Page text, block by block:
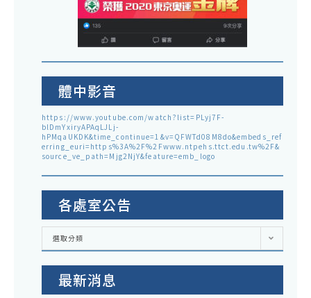
體中影音
https://www.youtube.com/watch?list=PLyj7F-
blDmYxiryAPAqLJLj-
hPMqaUKDK&time_continue=1&v=QFWTd08M8do&embeds_ref
erring_euri=https%3A%2F%2Fwww.ntpehs.ttct.edu.tw%2F&
source_ve_path=Mjg2NjY&feature=emb_logo
各處室公告
各
室
選取分類
最新消息